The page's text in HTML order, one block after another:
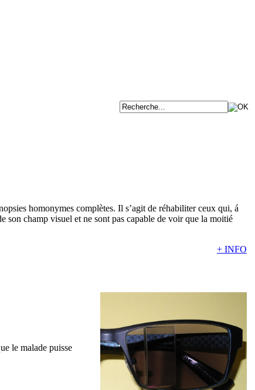
homonymes complètes. Il s’agit de réhabiliter ceux qui, á
son champ visuel et ne sont pas capable de voir que la moitié
+ INFO
le malade puisse